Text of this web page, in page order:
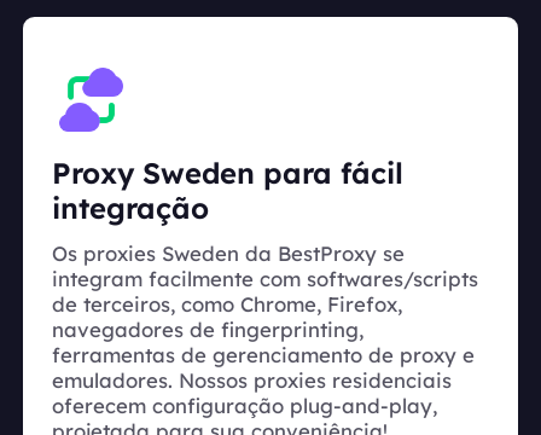
Proxy Sweden para fácil
integração
Os proxies Sweden da BestProxy se
integram facilmente com softwares/scripts
de terceiros, como Chrome, Firefox,
navegadores de fingerprinting,
ferramentas de gerenciamento de proxy e
emuladores. Nossos proxies residenciais
oferecem configuração plug-and-play,